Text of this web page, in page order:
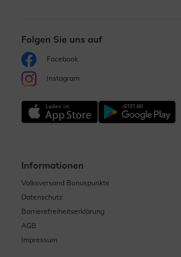
Folgen Sie uns auf
Facebook
Instagram
Informationen
Volksversand Bonuspunkte
Datenschutz
Barrierefreiheitserklärung
AGB
Impressum